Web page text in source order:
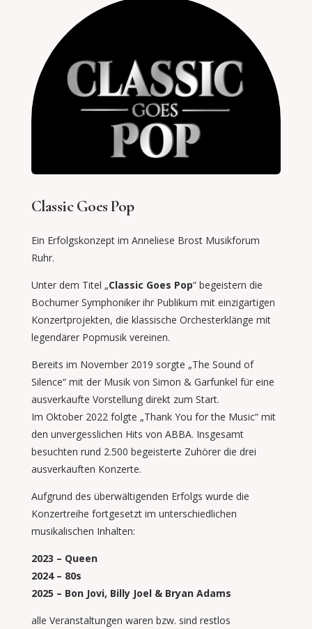
Classic Goes Pop
Ein Erfolgskonzept im Anneliese Brost Musikforum
Ruhr.
Unter dem Titel „Classic Goes Pop“ begeistern die
Bochumer Symphoniker ihr Publikum mit einzigartigen
Konzertprojekten, die klassische Orchesterklänge mit
legendärer Popmusik vereinen.
Bereits im November 2019 sorgte „The Sound of
Silence“ mit der Musik von Simon & Garfunkel für eine
ausverkaufte Vorstellung direkt zum Start.
Im Oktober 2022 folgte „Thank You for the Music“ mit
den unvergesslichen Hits von ABBA. Insgesamt
besuchten rund 2.500 begeisterte Zuhörer die drei
ausverkauften Konzerte.
Aufgrund des überwältigenden Erfolgs wurde die
Konzertreihe fortgesetzt im unterschiedlichen
musikalischen Inhalten:
2023 – Queen
2024 – 80s
2025 – Bon Jovi, Billy Joel & Bryan Adams
alle Veranstaltungen waren bzw. sind restlos